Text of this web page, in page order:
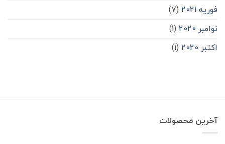
فوریه 2021
(7)
نوامبر 2020
(1)
اکتبر 2020
(1)
آخرین محصولات